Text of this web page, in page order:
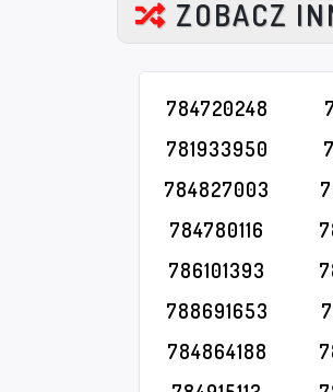
ZOBACZ
784720248
781933950
784827003
784780116
786101393
788691653
784864188